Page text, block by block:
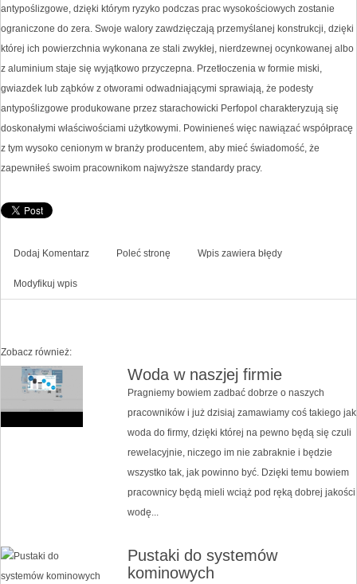
antypoślizgowe, dzięki którym ryzyko podczas prac wysokościowych zostanie
ograniczone do zera. Swoje walory zawdzięczają przemyślanej konstrukcji, dzięki
której ich powierzchnia wykonana ze stali zwykłej, nierdzewnej ocynkowanej albo
z aluminium staje się wyjątkowo przyczepna. Przetłoczenia w formie miski,
gwiazdek lub ząbków z otworami odwadniającymi sprawiają, że podesty
antypoślizgowe produkowane przez starachowicki Perfopol charakteryzują się
doskonałymi właściwościami użytkowymi. Powinieneś więc nawiązać współpracę
z tym wysoko cenionym w branży producentem, aby mieć świadomość, że
zapewniłeś swoim pracownikom najwyższe standardy pracy.
Dodaj Komentarz Poleć stronę Wpis zawiera błędy
Modyfikuj wpis
Zobacz również:
Woda w naszjej firmie
Pragniemy bowiem zadbać dobrze o naszych
pracowników i już dzisiaj zamawiamy coś takiego jak
woda do firmy, dzięki której na pewno będą się czuli
rewelacyjnie, niczego im nie zabraknie i będzie
wszystko tak, jak powinno być. Dzięki temu bowiem
pracownicy będą mieli wciąż pod ręką dobrej jakości
wodę...
Pustaki do systemów
kominowych